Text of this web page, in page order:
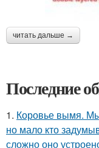
читать дальше →
Последние
1. Коровье вымя. Мы
но мало кто
сложно оно